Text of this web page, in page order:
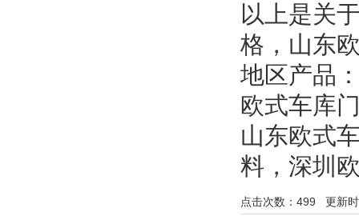
以上是关
格，山东
地区产品
欧式车库
山东欧式
料 ， 深圳
点击次数： 499 更新